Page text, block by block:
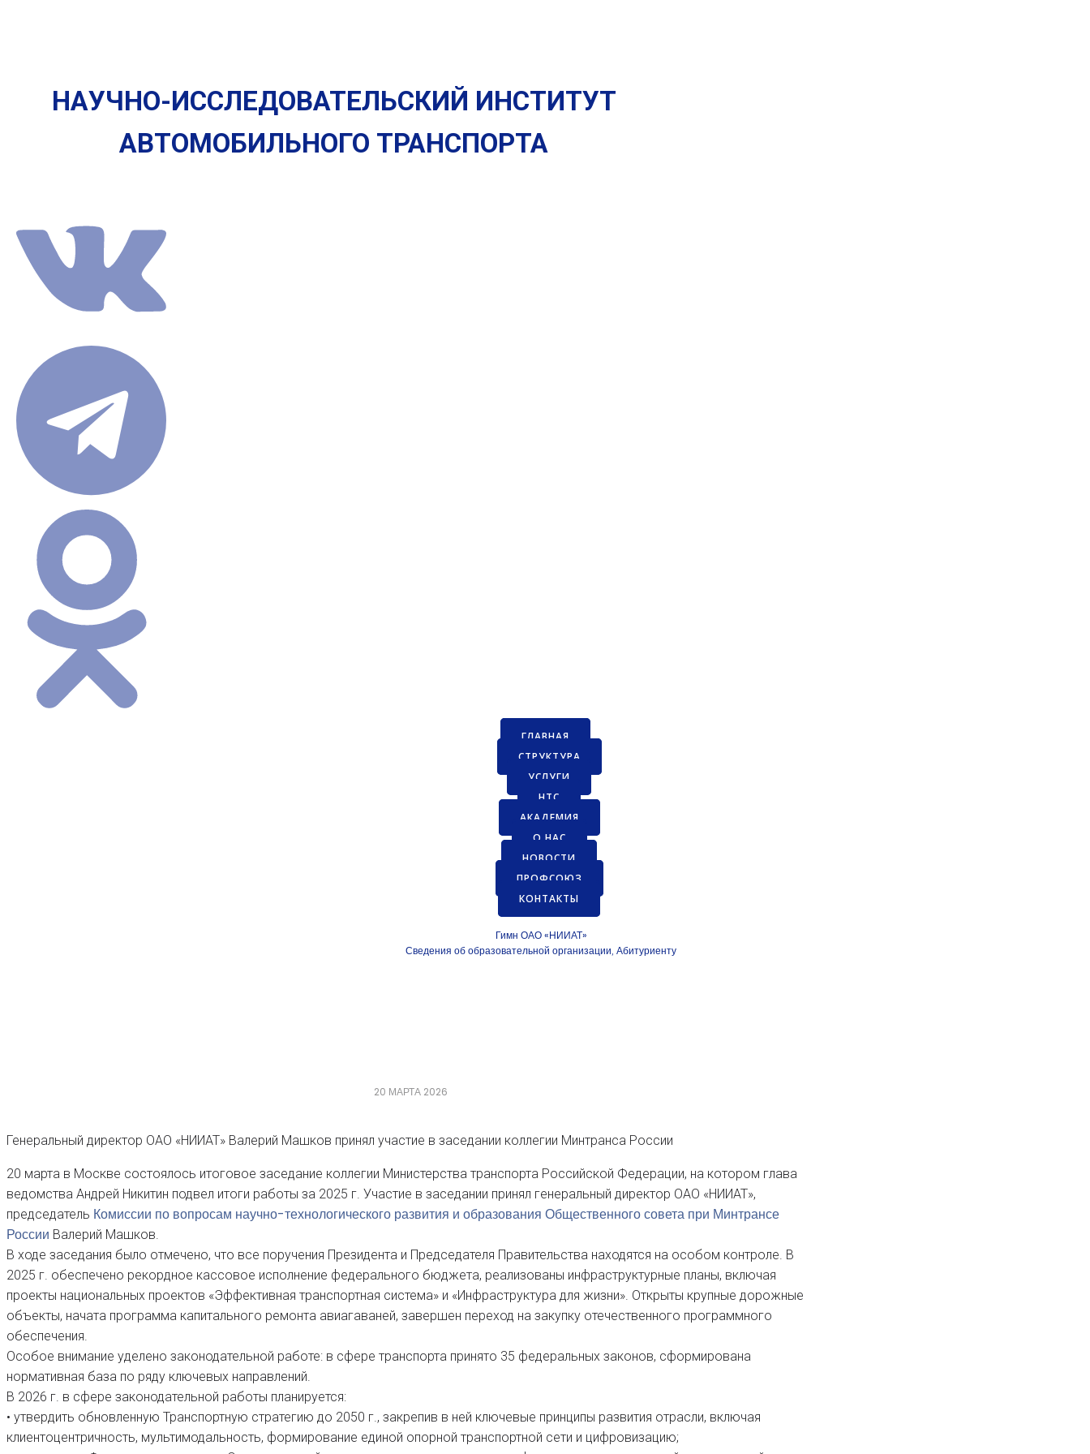
НАУЧНО-ИССЛЕДОВАТЕЛЬСКИЙ ИНСТИТУТ
АВТОМОБИЛЬНОГО ТРАНСПОРТА
ГЛАВНАЯ
СТРУКТУРА
УСЛУГИ
НТС
АКАДЕМИЯ
О НАС
НОВОСТИ
ПРОФСОЮЗ
КОНТАКТЫ
Гимн ОАО «НИИАТ»
Сведения об образовательной организации ,Абитуриенту
20 МАРТА 2026
Генеральный директор ОАО «НИИАТ» Валерий Машков принял участие в заседании коллегии Минтранса России
20 марта в Москве состоялось итоговое заседание коллегии Министерства транспорта Российской Федерации, на котором глава
ведомства Андрей Никитин подвел итоги работы за 2025 г. Участие в заседании принял генеральный директор ОАО «НИИАТ»,
председатель Комиссии по вопросам научно-технологического развития и образования Общественного совета при Минтрансе
России Валерий Машков.
В ходе заседания было отмечено, что все поручения Президента и Председателя Правительства находятся на особом контроле. В
2025 г. обеспечено рекордное кассовое исполнение федерального бюджета, реализованы инфраструктурные планы, включая
проекты национальных проектов «Эффективная транспортная система» и «Инфраструктура для жизни». Открыты крупные дорожные
объекты, начата программа капитального ремонта авиагаваней, завершен переход на закупку отечественного программного
обеспечения.
Особое внимание уделено законодательной работе: в сфере транспорта принято 35 федеральных законов, сформирована
нормативная база по ряду ключевых направлений.
В 2026 г. в сфере законодательной работы планируется:
• утвердить обновленную Транспортную стратегию до 2050 г., закрепив в ней ключевые принципы развития отрасли, включая
клиентоцентричность, мультимодальность, формирование единой опорной транспортной сети и цифровизацию;